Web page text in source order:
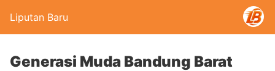
Liputan Baru
Generasi Muda Bandung Barat